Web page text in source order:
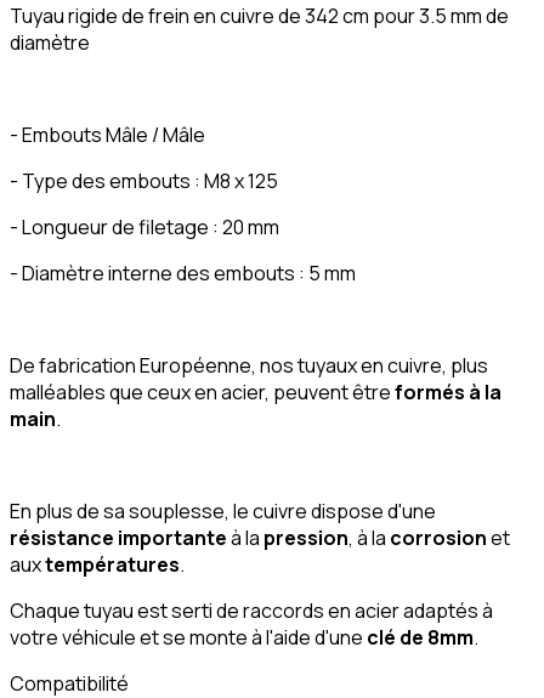
Tuyau rigide de frein en cuivre de 342 cm pour 3.5 mm de
diamètre
- Embouts Mâle / Mâle
- Type des embouts : M8 x 125
- Longueur de filetage : 20 mm
- Diamètre interne des embouts : 5 mm
De fabrication Européenne, nos tuyaux en cuivre, plus
malléables que ceux en acier, peuvent êtreformés à la
main.
En plus de sa souplesse, le cuivre dispose d'une
résistance importanteà la pression, à la corrosionet
auxtempératures.
Chaque tuyau est serti de raccords en acier adaptés à
votre véhicule et se monte à l'aide d'une clé de 8mm.
Compatibilité